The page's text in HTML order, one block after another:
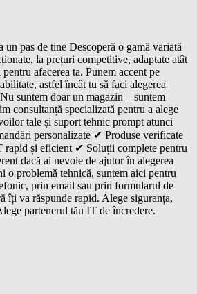
pas de tine Descoperă o gamă variată
la prețuri competitive, adaptate atât
afacerea ta. Punem accent pe
astfel încât tu să faci alegerea
suntem doar un magazin – suntem
consultanță specializată pentru a alege
tale și suport tehnic prompt atunci
personalizate ✔ Produse verificate
rapid și eficient ✔ Soluții complete pentru
dacă ai nevoie de ajutor în alegerea
o problemă tehnică, suntem aici pentru
prin email sau prin formularul de
îți va răspunde rapid. Alege siguranța,
partenerul tău IT de încredere.